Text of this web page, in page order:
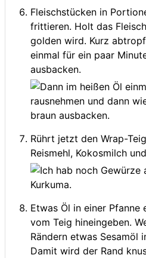
Fleischstücken in
frittieren. Holt das
golden wird. Kurz
einmal für ein paar
ausbacken.
Rührt jetzt den Wrap-
Reismehl, Kokosmilch
Etwas Öl in einer Pfanne
vom Teig hineingeben.
Rändern etwas Sesamöl
Damit wird der Rand